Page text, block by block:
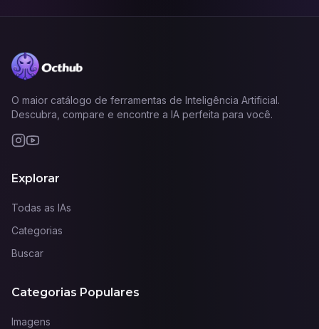
O maior catálogo de ferramentas de Inteligência Artificial.
Descubra, compare e encontre a IA perfeita para você.
Explorar
Todas as IAs
Categorias
Buscar
Categorias Populares
Imagens